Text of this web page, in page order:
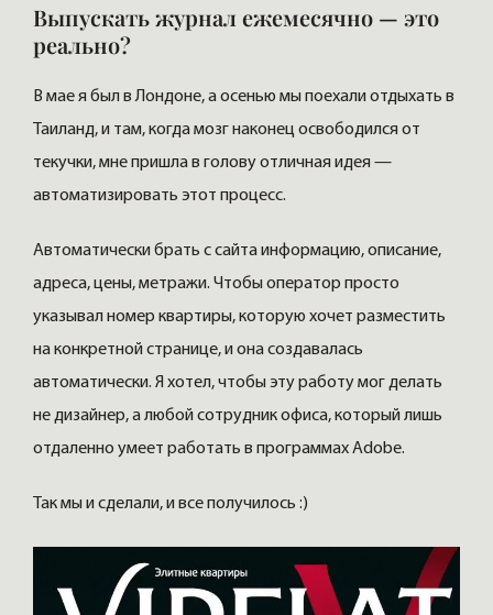
Выпускать журнал ежемесячно — это
реально?
В мае я был в Лондоне, а осенью мы поехали отдыхать в
Таиланд, и там, когда мозг наконец освободился от
текучки, мне пришла в голову отличная идея —
автоматизировать этот процесс.
Автоматически брать с сайта информацию, описание,
адреса, цены, метражи. Чтобы оператор просто
указывал номер квартиры, которую хочет разместить
на конкретной странице, и она создавалась
автоматически. Я хотел, чтобы эту работу мог делать
не дизайнер, а любой сотрудник офиса, который лишь
отдаленно умеет работать в программах Adobe.
Так мы и сделали, и все получилось :)